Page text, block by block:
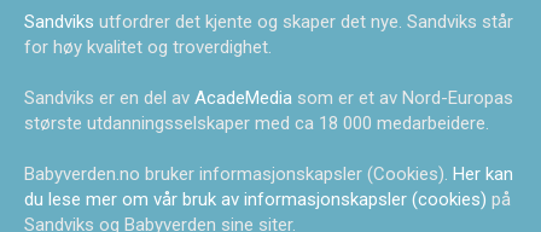
Sandviks utfordrer det kjente og skaper det nye. Sandviks står
for høy kvalitet og troverdighet.
Sandviks er en del av AcadeMedia som er et av Nord-Europas
største utdanningsselskaper med ca 18 000 medarbeidere.
Babyverden.no bruker informasjonskapsler (Cookies). Her kan
du lese mer om vår bruk av informasjonskapsler (cookies) på
Sandviks og Babyverden sine siter.